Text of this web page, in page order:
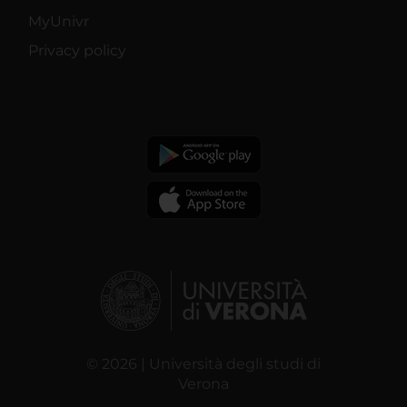
MyUnivr
Privacy policy
© 2026 | Università degli studi di
Verona